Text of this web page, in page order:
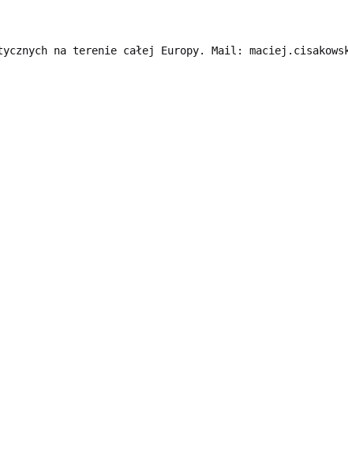
na terenie całej Europy. Mail: